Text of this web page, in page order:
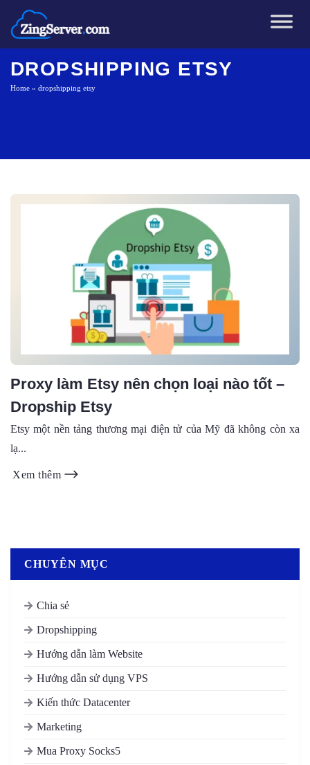
Chuyển
đến
dung
DROPSHIPPING ETSY
Home » dropshipping etsy
Proxy làm Etsy nên chọn loại nào tốt –
Dropship Etsy
Etsy một nền tảng thương mại điện tử của Mỹ đã không còn xa
lạ...
Xem thêm
CHUYÊN MỤC
Chia sẻ
Dropshipping
Hướng dẫn làm Website
Hướng dẫn sử dụng VPS
Kiến thức Datacenter
Marketing
Mua Proxy Socks5